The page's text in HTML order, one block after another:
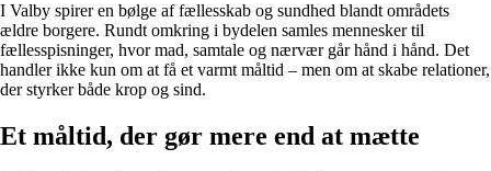
I Valby spirer en bølge af fællesskab og sundhed blandt områdets
ældre borgere. Rundt omkring i bydelen samles mennesker til
fællesspisninger, hvor mad, samtale og nærvær går hånd i hånd. Det
handler ikke kun om at få et varmt måltid – men om at skabe relationer,
der styrker både krop og sind.
Et måltid, der gør mere end at mætte